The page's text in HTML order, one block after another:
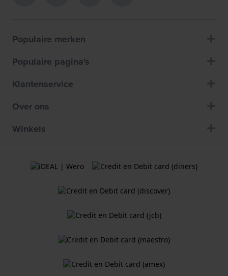
Populaire merken
Populaire pagina's
Klantenservice
Over ons
Winkels